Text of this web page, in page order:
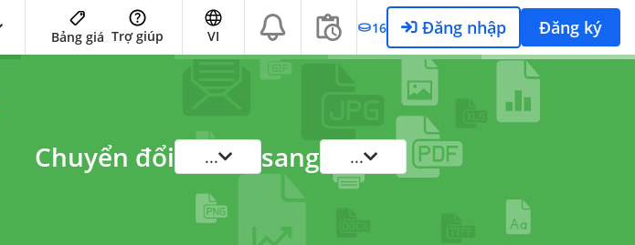
Bảng giá Trợ giúp VI 16 Đăng nhập Đăng ký
Chuyển đổi ... sang ...